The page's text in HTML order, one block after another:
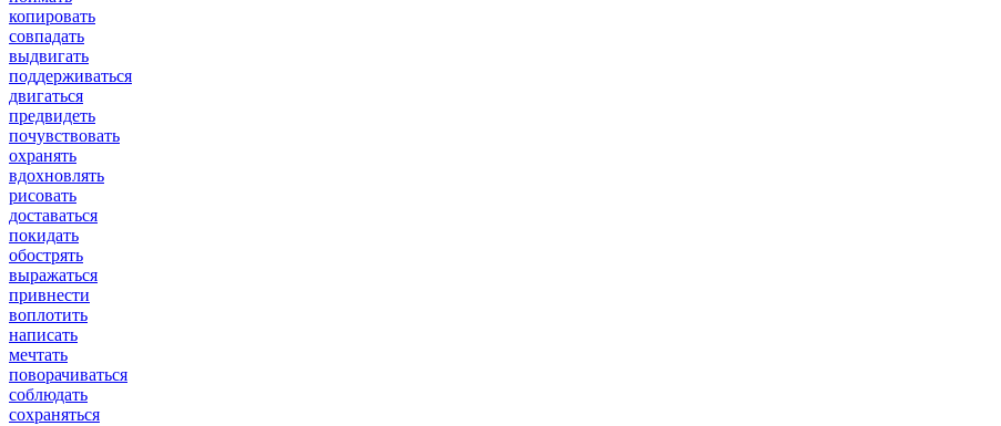
копировать
совпадать
выдвигать
поддерживаться
двигаться
предвидеть
почувствовать
охранять
вдохновлять
рисовать
доставаться
покидать
обострять
выражаться
привнести
воплотить
написать
мечтать
поворачиваться
соблюдать
сохраняться